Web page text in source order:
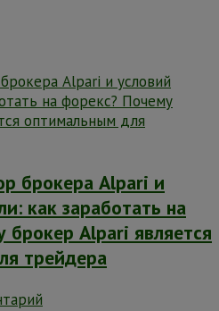
брокера Alpari и
как заработать на
брокер Alpari является
трейдера